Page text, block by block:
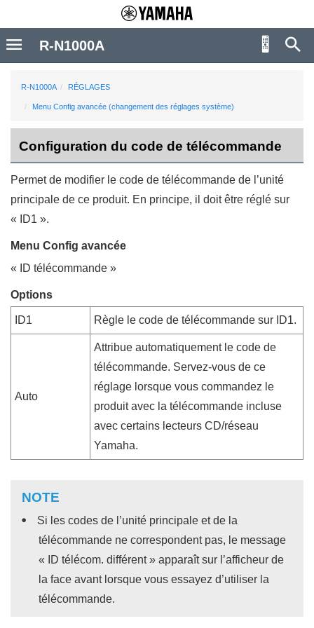
R-N1000A RÉGLAGES
Menu Config avancée (changement des réglages système)
Configuration du code de télécommande
Permet de modifier le code de télécommande de l’unité
principale de ce produit. En principe, il doit être réglé sur
«
ID1 ».
Menu Config avancée
«
ID télécommande »
Options
ID1 Règle le code de télécommande sur ID1.
Auto
Attribue automatiquement le code de
télécommande. Servez-vous de ce
réglage lorsque vous commandez le
produit avec la télécommande incluse
avec certains lecteurs CD/réseau
Yamaha.
NOTE
Si les codes de l’unité principale et de la
télécommande ne correspondent pas, le message
«
ID télécom. différent» apparaît sur l’afficheur de
la face avant lorsque vous essayez d’utiliser la
télécommande.
R-N1000A